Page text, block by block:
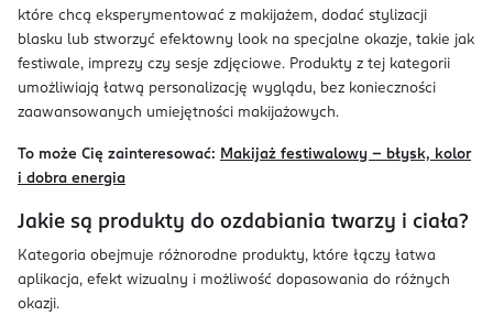
które chcą eksperymentować z makijażem, dodać stylizacji
blasku lub stworzyć efektowny look na specjalne okazje, takie jak
festiwale, imprezy czy sesje zdjęciowe. Produkty z tej kategorii
umożliwiają łatwą personalizację wyglądu, bez konieczności
zaawansowanych umiejętności makijażowych.
To może Cię zainteresować: Makijaż festiwalowy – błysk, kolor
i dobra energia
Jakie są produkty do ozdabiania twarzy i ciała?
Kategoria obejmuje różnorodne produkty, które łączy łatwa
aplikacja, efekt wizualny i możliwość dopasowania do różnych
okazji.